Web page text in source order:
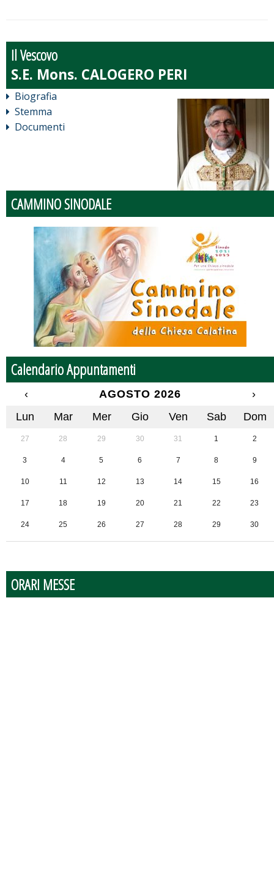
Il Vescovo
Biografia
Stemma
Documenti
CAMMINO SINODALE
Calendario Appuntamenti
‹ AGOSTO 2026
›
Lun
Mar Mer Gio Ven Sab Dom
27 28 29 30 31 1 2
3 4 5 6 7 8 9
10 11 12 13 14 15 16
17 18 19 20 21 22 23
24 25 26 27 28 29 30
ORARI MESSE